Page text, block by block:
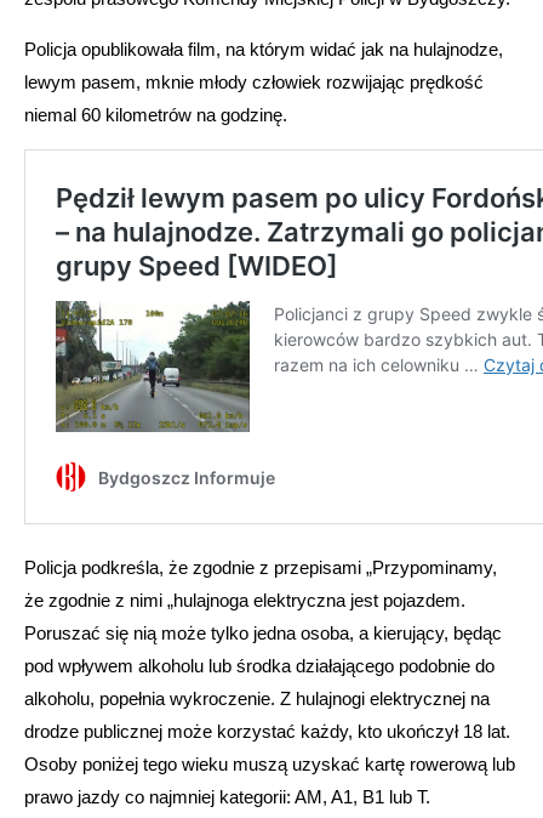
Policja opublikowała film, na którym widać jak na hulajnodze,
lewym pasem, mknie młody człowiek rozwijając prędkość
niemal 60 kilometrów na godzinę.
Policja podkreśla, że zgodnie z przepisami „Przypominamy,
że zgodnie z nimi „hulajnoga elektryczna jest pojazdem.
Poruszać się nią może tylko jedna osoba, a kierujący, będąc
pod wpływem alkoholu lub środka działającego podobnie do
alkoholu, popełnia wykroczenie. Z hulajnogi elektrycznej na
drodze publicznej może korzystać każdy, kto ukończył 18 lat.
Osoby poniżej tego wieku muszą uzyskać kartę rowerową lub
prawo jazdy co najmniej kategorii: AM, A1, B1 lub T.